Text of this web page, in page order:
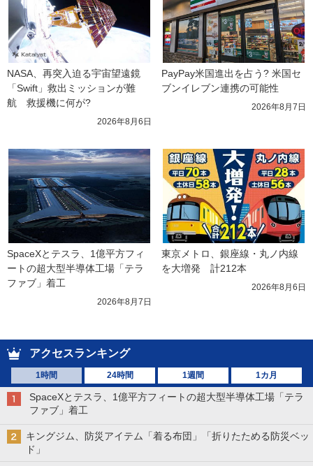
NASA、再突入迫る宇宙望遠鏡
「Swift」救出ミッションが難
航　救援機に何が?
2026年8月6日
PayPay米国進出を占う? 米国セ
ブンイレブン連携の可能性
2026年8月7日
SpaceXとテスラ、1億平方フィ
ートの超大型半導体工場「テラ
ファブ」着工
2026年8月7日
東京メトロ、銀座線・丸ノ内線
を大増発　計212本
2026年8月6日
アクセスランキング
1時間 24時間 1週間 1カ月
SpaceXとテスラ、1億平方フィートの超大型半導体工場「テラ
ファブ」着工
キングジム、防災アイテム「着る布団」「折りたためる防災ベッ
ド」